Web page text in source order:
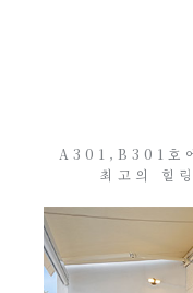
A301,B301호
최고의 힐